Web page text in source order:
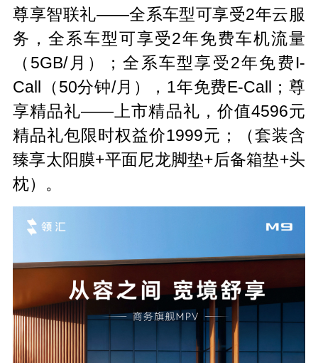
尊享智联礼——全系车型可享受2年云服
务，全系车型可享受2年免费车机流量
（5GB/月）；全系车型享受2年免费I-
Call（50分钟/月），1年免费E-Call；尊
享精品礼——上市精品礼，价值4596元
精品礼包限时权益价1999元；（套装含
臻享太阳膜+平面尼龙脚垫+后备箱垫+头
枕）。